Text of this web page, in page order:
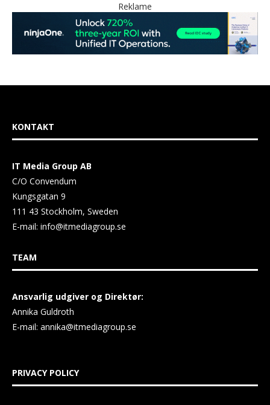
Reklame
KONTAKT
IT Media Group AB
C/O Convendum
Kungsgatan 9
111 43 Stockholm, Sweden
E-mail: info@itmediagroup.se
TEAM
Ansvarlig udgiver og Direktør:
Annika Guldroth
E-mail: annika@itmediagroup.se
PRIVACY POLICY